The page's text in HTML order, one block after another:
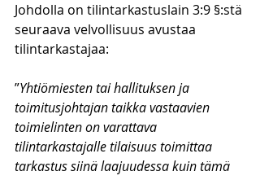
Johdolla on tilintarkastuslain 3:9 §:stä
seuraava velvollisuus avustaa
tilintarkastajaa:
”Yhtiömiesten tai hallituksen ja
toimitusjohtajan taikka vastaavien
toimielinten on varattava
tilintarkastajalle tilaisuus toimittaa
tarkastus siinä laajuudessa kuin tämä